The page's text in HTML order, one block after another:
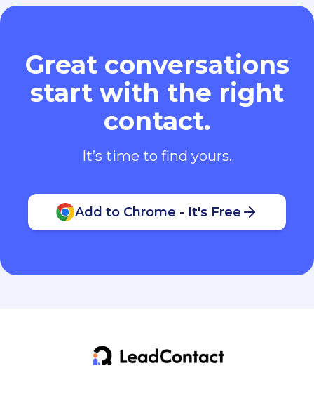
Great conversations
start with the right
contact.
It’s time to find yours.
Add to Chrome - It's Free